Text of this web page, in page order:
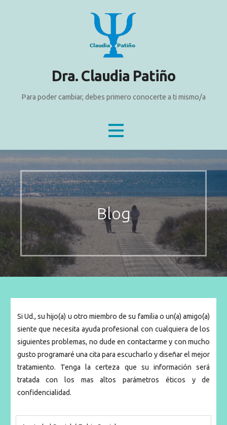
Dra. Claudia Patiño
Para poder cambiar, debes primero conocerte a ti mismo/a
Blog
Si Ud., su hijo(a) u otro miembro de su familia o un(a) amigo(a)
siente que necesita ayuda profesional con cualquiera de los
siguientes problemas, no dude en contactarme y con mucho
gusto programaré una cita para escucharlo y diseñar el mejor
tratamiento. Tenga la certeza que su información será
tratada con los mas altos parámetros éticos y de
confidencialidad.